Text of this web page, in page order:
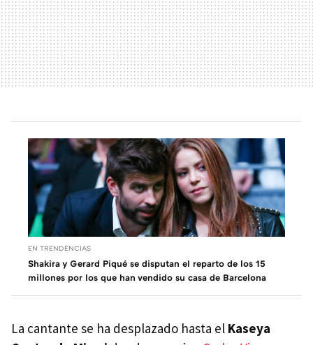
EN TRENDENCIAS
Shakira y Gerard Piqué se disputan el reparto de los 15
millones por los que han vendido su casa de Barcelona
La cantante se ha desplazado hasta el Kaseya